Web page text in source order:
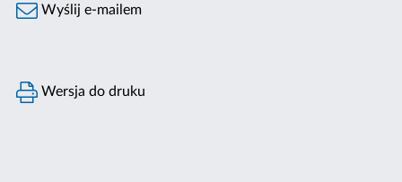
Wyślij e-mailem
Wersja do druku